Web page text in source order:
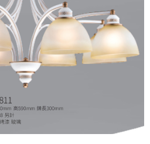
、電話番号、受取人住所を含むがこれに
サービスで必要な範囲内で利用されま
理、利用について、詳細はAFTEE公式ホ
処理及び利用に関する声明』をご参照く
）。
を通過すれば、最高額がNT$10,000にな
、その金額に基づいて年利20%の遅延滞
用者は、事前に法定代理人または後見人
ただけます。
問がある、または関連する法律の権利を
クションズcs_tw@netprotections.co.jp